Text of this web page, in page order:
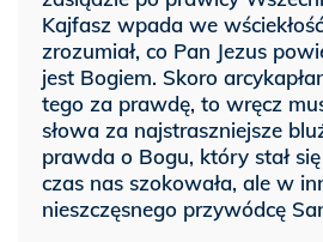
Kajfasz wpada we
zrozumiał, co Pan Jezus
jest Bogiem. Skoro
tego za prawdę, to wręcz
słowa za najstraszniejsze
prawda o Bogu, który stał się
czas nas szokowała, ale w
nieszczęsnego przywódcę